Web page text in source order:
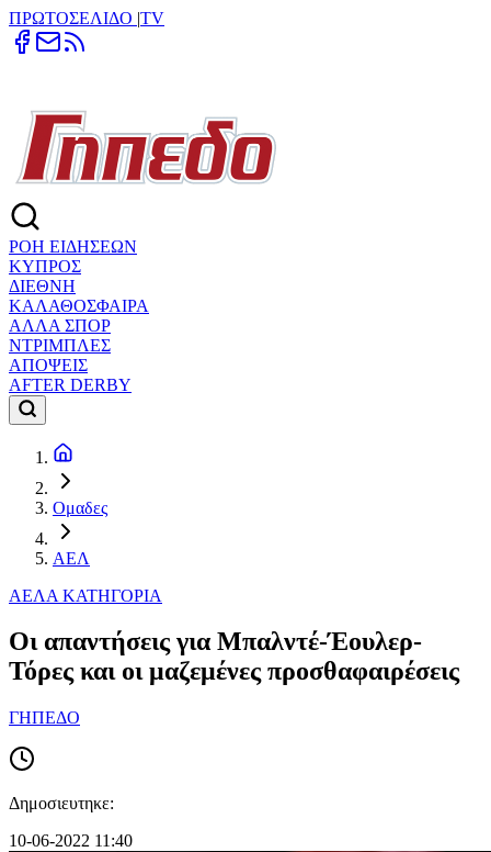
ΠΡΩΤΟΣΕΛΙΔΟ |TV
ΡΟΗ ΕΙΔΗΣΕΩΝ
ΚΥΠΡΟΣ
ΔΙΕΘΝΗ
ΚΑΛΑΘΟΣΦΑΙΡΑ
ΑΛΛΑ ΣΠΟΡ
ΝΤΡΙΜΠΛΕΣ
ΑΠΟΨΕΙΣ
AFTER DERBY
Ομαδες
ΑΕΛ
ΑΕΛΑ ΚΑΤΗΓΟΡΙΑ
Οι απαντήσεις για Μπαλντέ-Έουλερ-
Τόρες και οι μαζεμένες προσθαφαιρέσεις
ΓΗΠΕΔΟ
Δημοσιευτηκε:
10-06-2022 11:40